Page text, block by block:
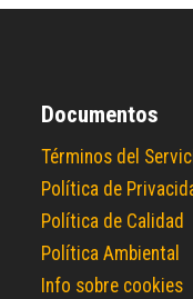
Documentos
Términos del
Política de
Política de Calidad
Política Ambiental
Info sobre cookies